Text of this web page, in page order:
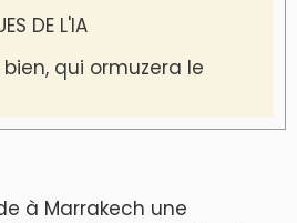
DE L'IA
bien, qui ormuzera le
à Marrakech une